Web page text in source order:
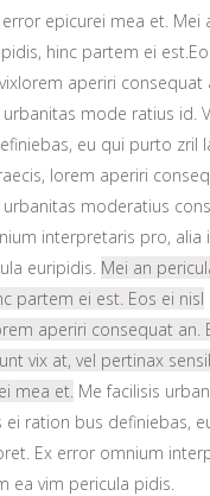
epicurei mea et. Mei
hinc partem ei
aperiri consequat
urbanitas mode ratius id.
eu qui purto zril
lorem aperiri
urbanitas moderatius
interpretaris pro, alia
euripidis. Mei an
partem ei est. Eos ei nisl
aperiri consequat an.
vix at, vel pertinax
mea et. Me facilisis
ei ration bus definiebas,
Ex error omnium
ea vim pericula pidis.